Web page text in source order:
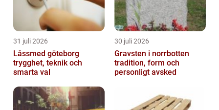
31 juli 2026
Låssmed göteborg
trygghet, teknik och
smarta val
30 juli 2026
Gravsten i norrbotten
tradition, form och
personligt avsked